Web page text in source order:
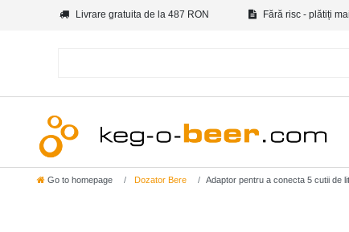
Livrare gratuita de la 487 RON Fără risc - plătiți
Go to homepage Dozator Bere Adaptor pentru a conecta 5 cutii de